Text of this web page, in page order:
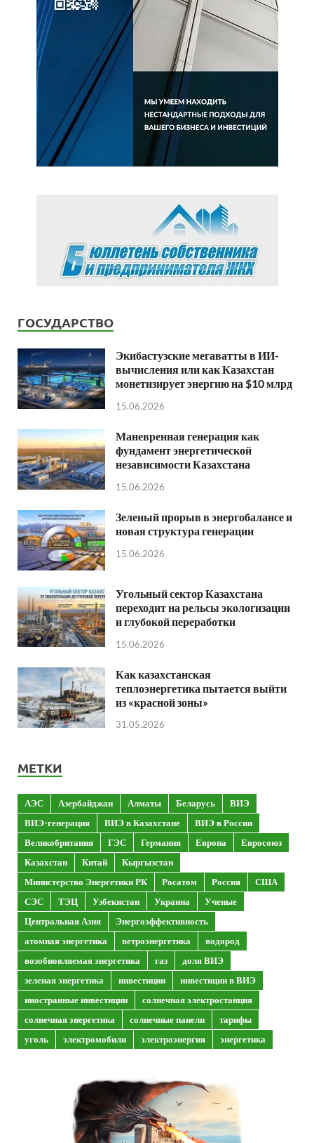
ГОСУДАРСТВО
Экибастузские мегаватты в ИИ-
вычисления или как Казахстан
монетизирует энергию на $10 млрд
15.06.2026
Маневренная генерация как
фундамент энергетической
независимости Казахстана
15.06.2026
Зеленый прорыв в энергобалансе и
новая структура генерации
15.06.2026
Угольный сектор Казахстана
переходит на рельсы экологизации
и глубокой переработки
15.06.2026
Как казахстанская
теплоэнергетика пытается выйти
из «красной зоны»
31.05.2026
МЕТКИ
АЭС Азербайджан Алматы Беларусь
ВИЭ
ВИЭ-генерация
ВИЭ в Казахстане
ВИЭ в России
Великобритания
ГЭС Германия Европа
Евросоюз
Казахстан
Китай
Кыргызстан
Министерство Энергетики РК
Росатом Россия
США
СЭС
ТЭЦ Узбекистан Украина
Ученые
Центральная Азия
Энергоэффективность
атомная энергетика
ветроэнергетика
водород
возобновляемая энергетика
газ
доля ВИЭ
зеленая энергетика
инвестиции
инвестиции в ВИЭ
иностранные инвестиции
солнечная электростанция
солнечная энергетика
солнечные панели
тарифы
уголь
электромобили электроэнергия энергетика